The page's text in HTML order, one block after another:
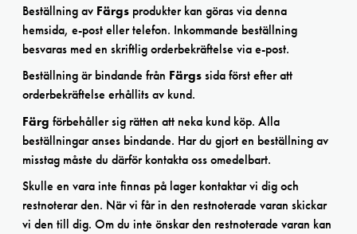
Beställning av Färgs produkter kan göras via denna
hemsida, e-post eller telefon. Inkommande beställning
besvaras med en skriftlig orderbekräftelse via e-post.
Beställning är bindande från Färgssida först efter att
orderbekräftelse erhållits av kund.
Färg förbehåller sig rätten att neka kund köp. Alla
beställningar anses bindande. Har du gjort en beställning av
misstag måste du därför kontakta oss omedelbart.
Skulle en vara inte finnas på lager kontaktar vi dig och
restnoterar den. När vi får in den restnoterade varan skickar
vi den till dig. Om du inte önskar den restnoterade varan kan